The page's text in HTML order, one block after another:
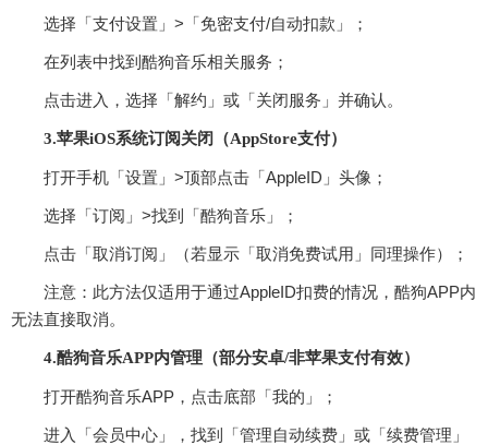
选择「支付设置」>「免密支付/自动扣款」；
在列表中找到酷狗音乐相关服务；
点击进入，选择「解约」或「关闭服务」并确认。‌‌
3.苹果iOS系统订阅关闭（AppStore支付）
打开手机「设置」>顶部点击「AppleID」头像；
选择「订阅」>找到「酷狗音乐」；
点击「取消订阅」（若显示「取消免费试用」同理操作）；
‌注意‌：此方法仅适用于通过AppleID扣费的情况，酷狗APP内
无法直接取消。‌‌
4.酷狗音乐APP内管理（部分安卓/非苹果支付有效）
打开酷狗音乐APP，点击底部「我的」；
进入「会员中心」，找到「管理自动续费」或「续费管理」